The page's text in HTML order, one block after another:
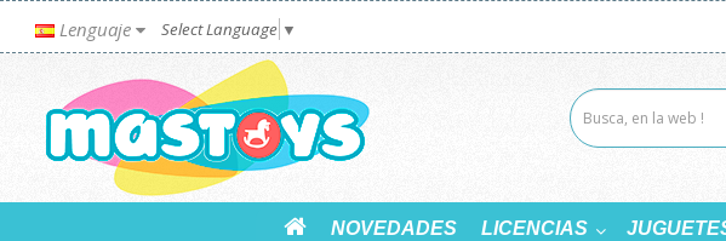
Lenguaje Select Language ▼
NOVEDADES LICENCIAS